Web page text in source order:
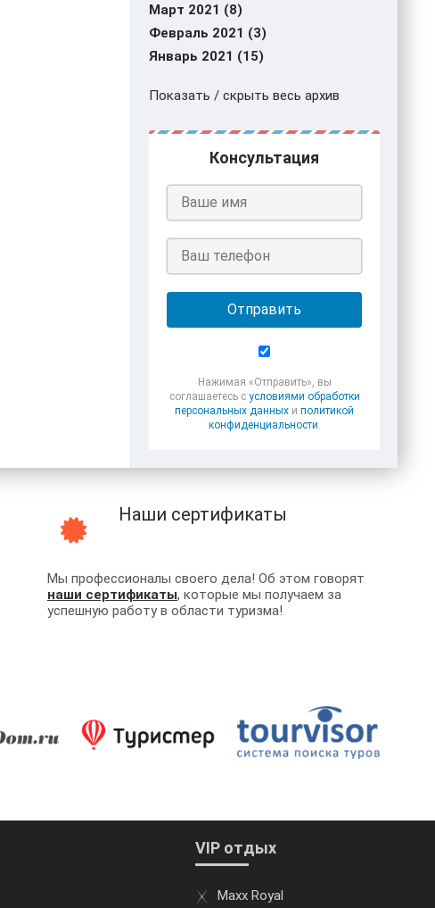
Март 2021 (8)
Февраль 2021 (3)
Январь 2021 (15)
Показать / скрыть весь архив
Консультация
Отправить
Нажимая «Отправить», вы
соглашаетесь с условиями обработки
персональных данных и политикой
конфиденциальности.
Наши сертификаты
Мы профессионалы своего дела! Об этом говорят
наши сертификаты, которые мы получаем за
успешную работу в области туризма!
VIP отдых
Maxx Royal